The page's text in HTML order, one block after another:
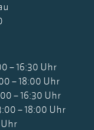
– 16:30 Uhr
– 18:00 Uhr
– 16:30 Uhr
– 18:00 Uhr